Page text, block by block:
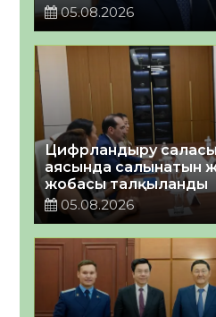
05.08.2026
Цифрландыру
аясында салынатын
жобасы талқыланды
05.08.2026